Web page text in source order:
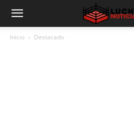
Inicio Destacado